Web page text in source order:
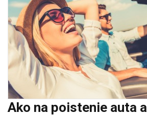
Ako na poistenie auta a